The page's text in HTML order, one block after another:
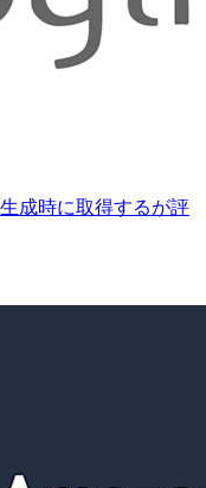
成時に取得するが評